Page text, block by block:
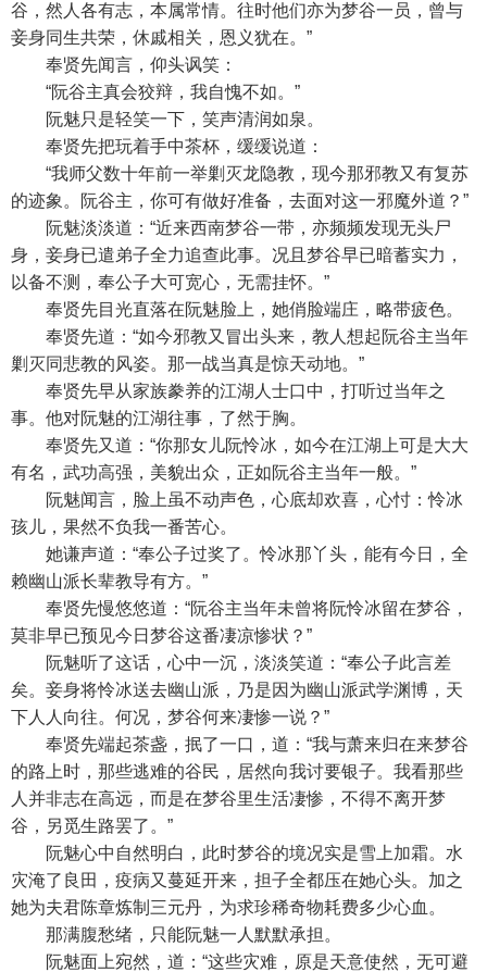
谷，然人各有志，本属常情。往时他们亦为梦谷一员，曾与
妾身同生共荣，休戚相关，恩义犹在。”
奉贤先闻言，仰头讽笑：
“阮谷主真会狡辩，我自愧不如。”
阮魅只是轻笑一下，笑声清润如泉。
奉贤先把玩着手中茶杯，缓缓说道：
“我师父数十年前一举剿灭龙隐教，现今那邪教又有复苏
的迹象。阮谷主，你可有做好准备，去面对这一邪魔外道？”
阮魅淡淡道：“近来西南梦谷一带，亦频频发现无头尸
身，妾身已遣弟子全力追查此事。况且梦谷早已暗蓄实力，
以备不测，奉公子大可宽心，无需挂怀。”
奉贤先目光直落在阮魅脸上，她俏脸端庄，略带疲色。
奉贤先道：“如今邪教又冒出头来，教人想起阮谷主当年
剿灭同悲教的风姿。那一战当真是惊天动地。”
奉贤先早从家族豢养的江湖人士口中，打听过当年之
事。他对阮魅的江湖往事，了然于胸。
奉贤先又道：“你那女儿阮怜冰，如今在江湖上可是大大
有名，武功高强，美貌出众，正如阮谷主当年一般。”
阮魅闻言，脸上虽不动声色，心底却欢喜，心忖：怜冰
孩儿，果然不负我一番苦心。
她谦声道：“奉公子过奖了。怜冰那丫头，能有今日，全
赖幽山派长辈教导有方。”
奉贤先慢悠悠道：“阮谷主当年未曾将阮怜冰留在梦谷，
莫非早已预见今日梦谷这番凄凉惨状？”
阮魅听了这话，心中一沉，淡淡笑道：“奉公子此言差
矣。妾身将怜冰送去幽山派，乃是因为幽山派武学渊博，天
下人人向往。何况，梦谷何来凄惨一说？”
奉贤先端起茶盏，抿了一口，道：“我与萧来归在来梦谷
的路上时，那些逃难的谷民，居然向我讨要银子。我看那些
人并非志在高远，而是在梦谷里生活凄惨，不得不离开梦
谷，另觅生路罢了。”
阮魅心中自然明白，此时梦谷的境况实是雪上加霜。水
灾淹了良田，疫病又蔓延开来，担子全都压在她心头。加之
她为夫君陈章炼制三元丹，为求珍稀奇物耗费多少心血。
那满腹愁绪，只能阮魅一人默默承担。
阮魅面上宛然，道：“这些灾难，原是天意使然，无可避